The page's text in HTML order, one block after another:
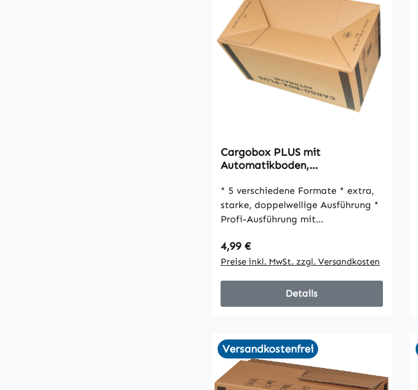
Cargobox PLUS mit
Automatikboden,
wellig, VPE10
* 5 verschiedene Formate * extra,
starke, doppelwellige Ausführung *
Profi-Ausführung mit
Materialstärke der Grifflöcher
Regulärer Preis:
4,99 €
Preise inkl. MwSt. zzgl. Versandkosten
Details
Versandkostenfrei